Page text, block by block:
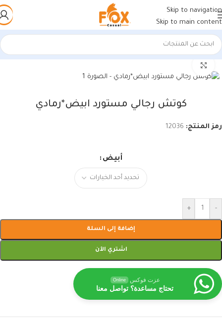
Skip to navigation
Skip to main content
الرئيسية/أحذية رجالي/كوتشي رجالي
كوتش رجالي مستورد ابيض*رمادي
رمز المنتج: 12036
أبيض
-
+
إضافة إلى السلة
اشتري الآن
عزت فوكس Online
تحتاج مساعدة؟ تواصل معنا